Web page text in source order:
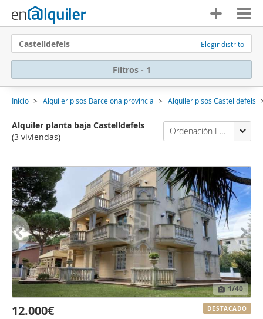
Castelldefels Elegir distrito
Filtros - 1
Inicio Alquiler pisos Barcelona provincia Alquiler pisos Castelldefels
Alquiler planta baja Castelldefels
(3 viviendas)
Ordenación Enalquiler
1/40
12.000€ DESTACADO